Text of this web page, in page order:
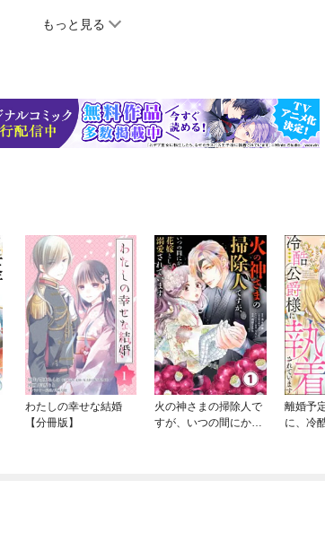
もっと見る
わたしの幸せな結婚
【分冊版】
火の神さまの掃除人で
すが、いつの間にか花
離婚予
に、冷